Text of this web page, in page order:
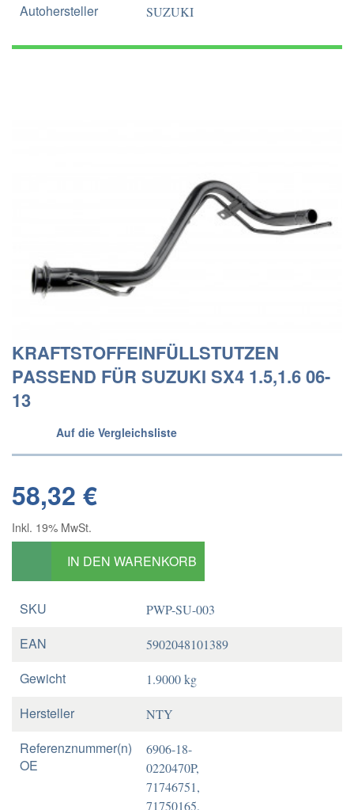
Autohersteller SUZUKI
KRAFTSTOFFEINFÜLLSTUTZEN
PASSEND FÜR SUZUKI SX4 1.5,1.6 06-
13
Auf die Vergleichsliste
58,32 €
Inkl. 19% MwSt.
IN DEN WARENKORB
SKU PWP-SU-003
EAN 5902048101389
Gewicht 1.9000 kg
Hersteller NTY
Referenznummer(n)
OE
6906-18-
0220470P,
71746751,
71750165,